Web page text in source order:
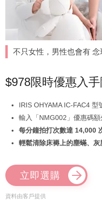
不只女性，男性也會有 念
$978限時優惠入
IRIS OHYAMA IC-FAC4 型
輸入「NMG002」優惠碼額
每分鐘拍打次數達 14,000
輕鬆清除床褥上的塵蟎、灰
立即選購
資料由客戶提供